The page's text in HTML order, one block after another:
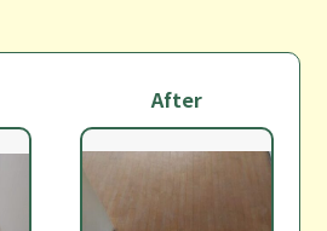
After